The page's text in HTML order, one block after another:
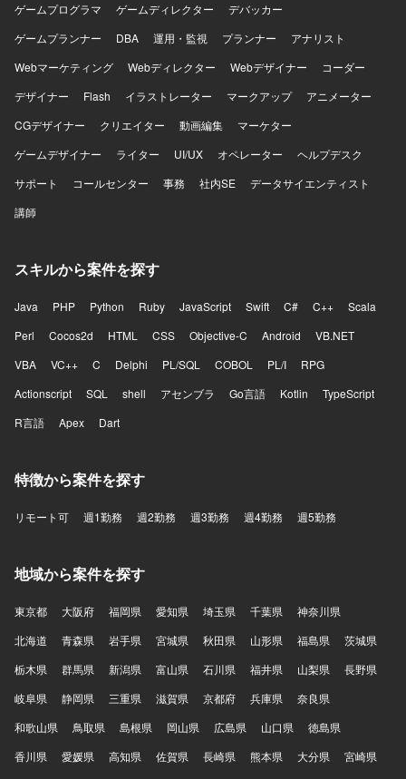
たクラウドインフラやIaC、監視・オブザーバビリティなど
SRE領域の実践に幅広く関わることができるポジションで
す。 【開発環境】 Azureを中心としたクラウドインフラ、
Terraformによる全環境のコード管理とマイグレーション管
る負荷分散、Azure Monitor / Application Insights を用いた
監視とアラートのコード化、PITRによるバックアップ・リ
ゲームプログラマ
ゲームディレクター
デバッカー
ゲームプランナー
DBA 運用・監視 プランナー
アナリスト
Webマーケティング
Webディレクター Webデザイナー
コーダー
デザイナー
Flash イラストレーター マークアップ
アニメーター
CGデザイナー
クリエイター 動画編集
マーケター
ゲームデザイナー
ライター UI/UX オペレーター
ヘルプデスク
サポート
コールセンター 事務 社内SE
データサイエンティスト
講師
スキルから案件を探す
Java PHP Python Ruby JavaScript Swift C# C++
Scala
Perl
Cocos2d HTML CSS Objective-C Android
VB.NET
VBA
VC++ C Delphi PL/SQL COBOL PL/I
RPG
Actionscript
SQL shell アセンブラ Go言語 Kotlin
TypeScript
R言語
Apex Dart
特徴から案件を探す
リモート可 週1勤務 週2勤務 週3勤務 週4勤務 週5勤務
地域から案件を探す
東京都 大阪府 福岡県 愛知県 埼玉県 千葉県
神奈川県
北海道
青森県 岩手県 宮城県 秋田県 山形県 福島県
茨城県
栃木県
群馬県 新潟県 富山県 石川県 福井県 山梨県
長野県
岐阜県
静岡県 三重県 滋賀県 京都府 兵庫県
奈良県
和歌山県
鳥取県 島根県 岡山県 広島県 山口県
徳島県
香川県
愛媛県 高知県 佐賀県 長崎県 熊本県 大分県
宮崎県